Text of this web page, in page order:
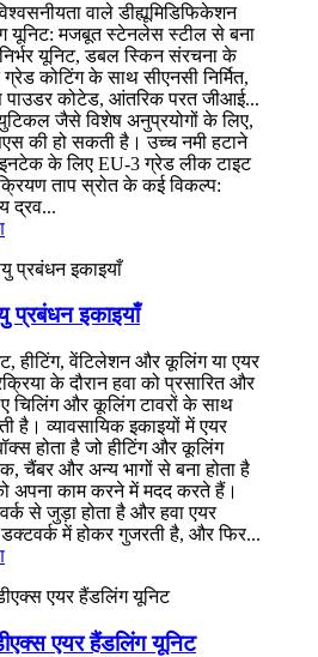
वाले डीह्यूमिडिफिकेशन
यूनिट: मजबूत स्टेनलेस स्टील से बना
यूनिट, डबल स्किन संरचना के
कोटिंग के साथ सीएनसी निर्मित,
पाउडर कोटेड, आंतरिक परत जीआई...
जैसे विशेष अनुप्रयोगों के लिए,
की हो सकती है। उच्च नमी हटाने
इनटेक के लिए EU-3 ग्रेड लीक टाइट
ताप स्रोत के कई विकल्प:
द्रव...
प्रबंधन इकाइयाँ
हीटिंग, वेंटिलेशन और कूलिंग या एयर
के दौरान हवा को प्रसारित और
चिलिंग और कूलिंग टावरों के साथ
है। व्यावसायिक इकाइयों में एयर
होता है जो हीटिंग और कूलिंग
चैंबर और अन्य भागों से बना होता है
अपना काम करने में मदद करते हैं।
से जुड़ा होता है और हवा एयर
में होकर गुजरती है, और फिर...
एयर हैंडलिंग यूनिट